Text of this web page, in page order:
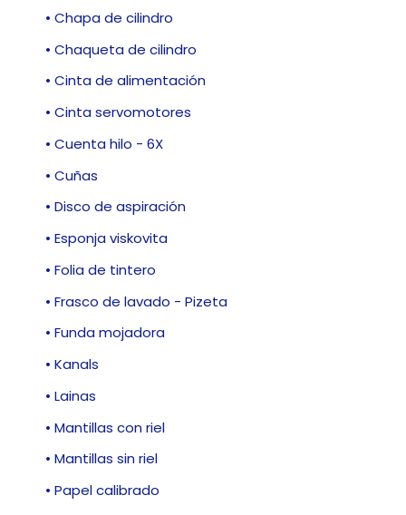
• Chapa de cilindro
• Chaqueta de cilindro
• Cinta de alimentación
• Cinta servomotores
• Cuenta hilo - 6X
• Cuñas
• Disco de aspiración
• Esponja viskovita
• Folia de tintero
• Frasco de lavado - Pizeta
• Funda mojadora
• Kanals
• Lainas
• Mantillas con riel
• Mantillas sin riel
• Papel calibrado